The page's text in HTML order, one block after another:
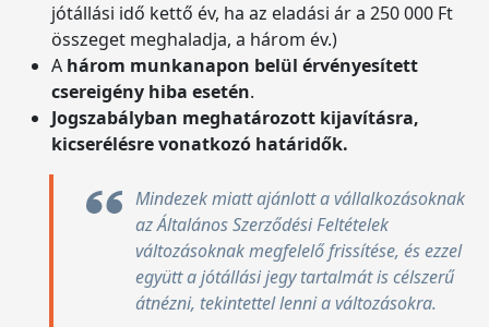
jótállási idő kettő év, ha az eladási ár a 250 000 Ft
összeget meghaladja, a három év.)
A három munkanapon belül érvényesített
csereigény hiba esetén.
Jogszabályban meghatározott kijavításra,
kicserélésre vonatkozó határidők.
Mindezek miatt ajánlott a vállalkozásoknak
az Általános Szerződési Feltételek
változásoknak megfelelő frissítése, és ezzel
együtt a jótállási jegy tartalmát is célszerű
átnézni, tekintettel lenni a változásokra.